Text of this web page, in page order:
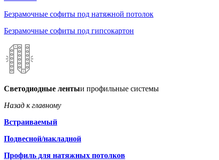
Безрамочные софиты под натяжной потолок
Безрамочные софиты под гипсокартон
Светодиодные лентыи профильные системы
Назад к главному
Встраиваемый
Подвесной/накладной
Профиль для натяжных потолков